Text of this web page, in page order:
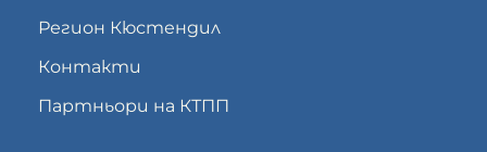
Регион Кюстендил
Контакти
Партньори на КТПП